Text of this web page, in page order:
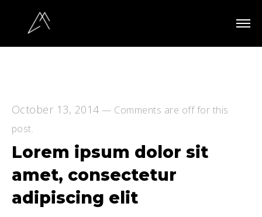
October 13, 2014 — Comments are off for this
post.
Lorem ipsum dolor sit
amet, consectetur
adipiscing elit